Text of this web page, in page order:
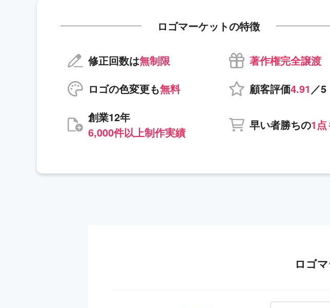
ロゴマーケットの特徴
修正回数は無制限
著作権完全譲渡
ロゴの色変更も無料 顧客評価4.91 ／5
創業12年
6,000件以上制作実績
早い者勝ちの1
ロゴ